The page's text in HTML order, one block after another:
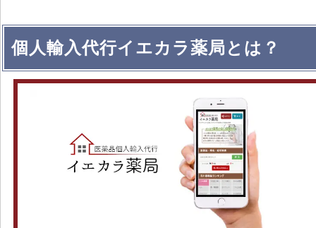
個人輸入代行イエカラ薬局とは？